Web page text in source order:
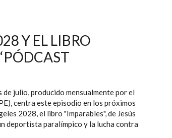
Y EL LIBRO
de julio, producido mensualmente por el
centra este episodio en los próximos
2028, el libro "Imparables", de Jesús
deportista paralímpico y la lucha contra